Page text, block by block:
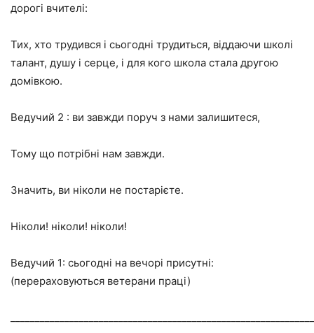
дорогі вчителі:
Тих, хто трудився і сьогодні трудиться, віддаючи школі
талант, душу і серце, і для кого школа стала другою
домівкою.
Ведучий 2 : ви завжди поруч з нами залишитеся,
Тому що потрібні нам завжди.
Значить, ви ніколи не постарієте.
Ніколи! ніколи! ніколи!
Ведучий 1: сьогодні на вечорі присутні:
(перераховуються ветерани праці)